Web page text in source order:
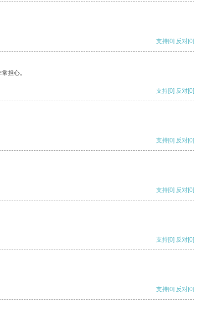
支持[0] 反对[0]
担心。
支持[0] 反对[0]
支持[0] 反对[0]
支持[0] 反对[0]
支持[0] 反对[0]
支持[0] 反对[0]